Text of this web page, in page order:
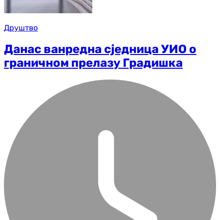
Друштво
Данас ванредна сједница УИО о
граничном прелазу Градишка